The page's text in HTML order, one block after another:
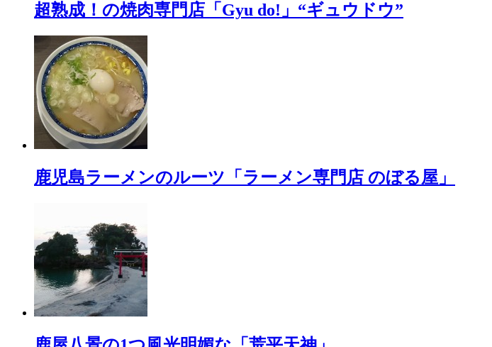
超熟成！の焼肉専門店「Gyu do!」“ギュウドウ”
鹿児島ラーメンのルーツ「ラーメン専門店 のぼる屋」